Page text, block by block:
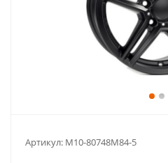
Артикул: M10-80748M84-5